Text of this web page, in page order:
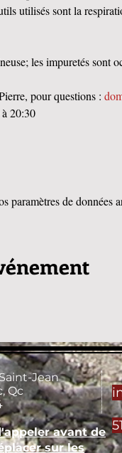
utilisés sont la
les impuretés sont
pour questions :
20:30
paramètres de données
Jean
Qc
avant de
sur les